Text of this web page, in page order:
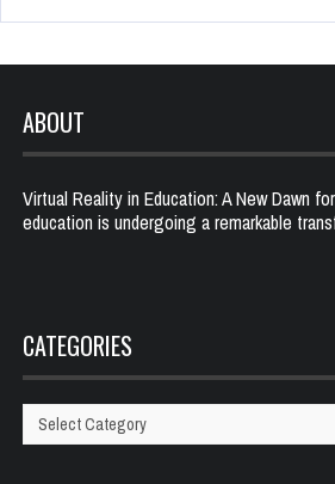
ABOUT
Virtual Reality in Education: A New Dawn
education is undergoing a remarkable
CATEGORIES
Categories